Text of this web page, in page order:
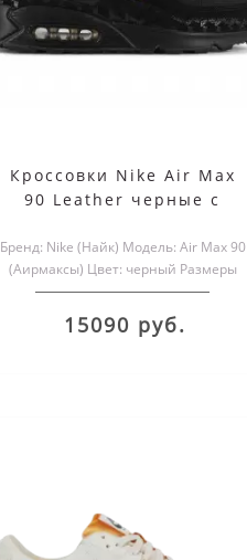
Кроссовки Nike Air Max
90 Leather черные с
Бренд: Nike (Найк) Модель: Air Max 90
(Аирмаксы) Цвет: черный Размеры
обуви: мужские и женс..
15090 руб.